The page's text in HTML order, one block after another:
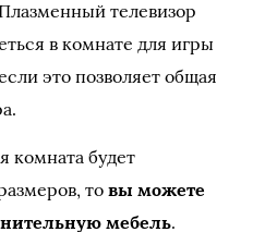
телевизор
в комнате для игры
это позволяет общая
комната будет
то вы можете
мебель.